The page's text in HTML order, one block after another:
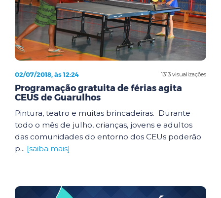
1313 visualizações
02/07/2018, às 12:24
Programação gratuita de férias agita
CEUS de Guarulhos
Pintura, teatro e muitas brincadeiras. Durante
todo o mês de julho, crianças, jovens e adultos
das comunidades do entorno dos CEUs poderão
p... [saiba mais]